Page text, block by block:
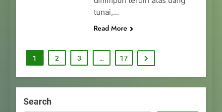
tunai,…
Read More
1 2 3 … 17
Search